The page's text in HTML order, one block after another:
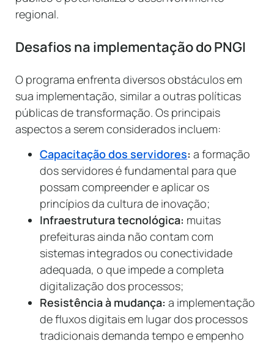
regional.
Desafios na implementação do PNGI
O programa enfrenta diversos obstáculos em
sua implementação, similar a outras políticas
públicas de transformação. Os principais
aspectos a serem considerados incluem:
Capacitação dos servidores: a formação
dos servidores é fundamental para que
possam compreender e aplicar os
princípios da cultura de inovação;
Infraestrutura tecnológica: muitas
prefeituras ainda não contam com
sistemas integrados ou conectividade
adequada, o que impede a completa
digitalização dos processos;
Resistência à mudança: a implementação
de fluxos digitais em lugar dos processos
tradicionais demanda tempo e empenho